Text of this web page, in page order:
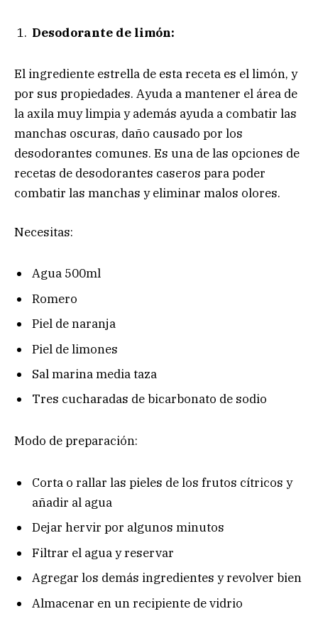
Desodorante de limón:
El ingrediente estrella de esta receta es el limón, y
por sus propiedades. Ayuda a mantener el área de
la axila muy limpia y además ayuda a combatir las
manchas oscuras, daño causado por los
desodorantes comunes. Es una de las opciones de
recetas de desodorantes caseros para poder
combatir las manchas y eliminar malos olores.
Necesitas:
Agua 500ml
Romero
Piel de naranja
Piel de limones
Sal marina media taza
Tres cucharadas de bicarbonato de sodio
Modo de preparación:
Corta o rallar las pieles de los frutos cítricos y
añadir al agua
Dejar hervir por algunos minutos
Filtrar el agua y reservar
Agregar los demás ingredientes y revolver bien
Almacenar en un recipiente de vidrio